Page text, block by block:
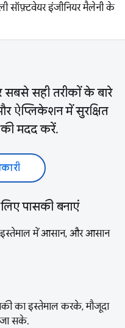
सॉफ़्टवेयर इंजीनियर मैलेनी के
सही तरीकों के बारे
ऐप्लिकेशन में सुरक्षित
मदद करें.
पासकी बनाएं
इस्तेमाल में आसान, और आसान
का इस्तेमाल करके, मौजूदा
जा सके.